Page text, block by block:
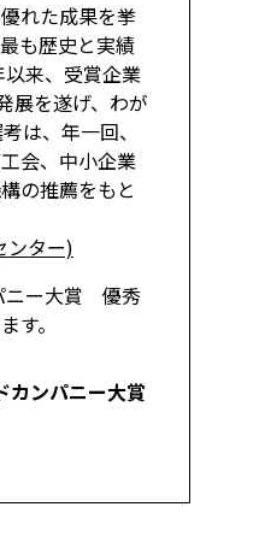
れた成果を挙
も歴史と実績
来、受賞企業
展を遂げ、わが
は、年一回、
会、中小企業
の推薦をもと
ター)
ニー大賞 優秀
す。
カンパニー大賞